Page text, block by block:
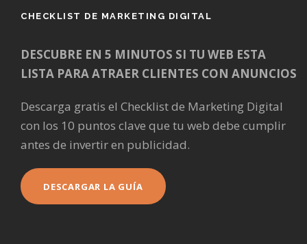
CHECKLIST DE MARKETING DIGITAL
DESCUBRE EN 5 MINUTOS SI TU WEB ESTA
LISTA PARA ATRAER CLIENTES CON ANUNCIOS
Descarga gratis el Checklist de Marketing Digital
con los 10 puntos clave que tu web debe cumplir
antes de invertir en publicidad.
DESCARGAR LA GUÍA